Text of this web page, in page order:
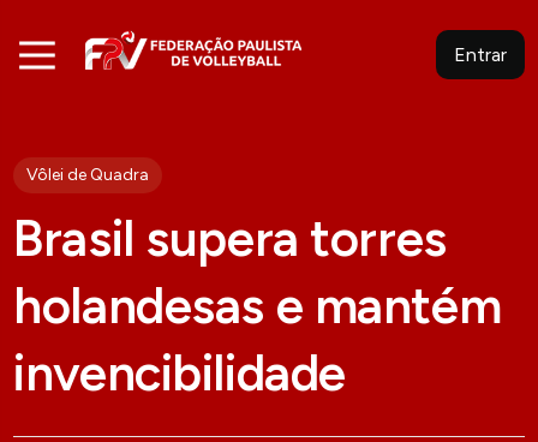
Entrar
Vôlei de Quadra
Brasil supera torres
holandesas e mantém
invencibilidade